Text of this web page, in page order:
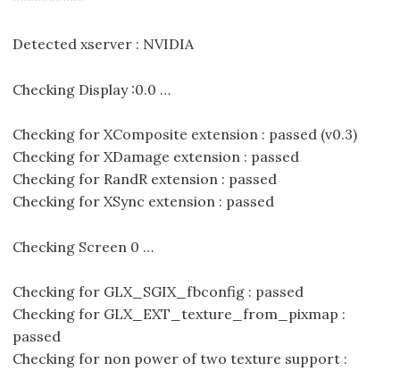
Detected xserver : NVIDIA
Checking Display :0.0 …
Checking for XComposite extension : passed (v0.3)
Checking for XDamage extension : passed
Checking for RandR extension : passed
Checking for XSync extension : passed
Checking Screen 0 …
Checking for GLX_SGIX_fbconfig : passed
Checking for GLX_EXT_texture_from_pixmap :
passed
Checking for non power of two texture support :